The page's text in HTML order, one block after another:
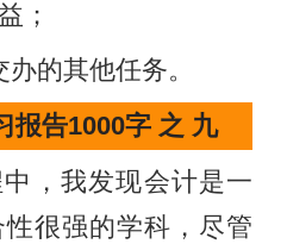
；
的其他任务。
报告1000字 之 九
，我发现会计是一
很强的学科，尽管